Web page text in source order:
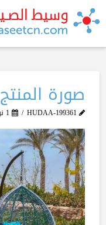
صورة المنتج 1 الطلب 1392
HUDAA-199361 1 نوفمبر، 2020